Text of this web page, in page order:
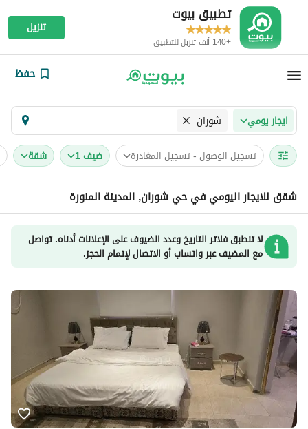
تطبيق بيوت
+140 ألف تنزيل للتطبيق
تنزيل
حفظ
ايجار يومي شوران
تسجيل الوصول - تسجيل المغادرة ضيف 1 شقة
شقق للايجار اليومي في حي شوران, المدينة المنورة
لا تنطبق فلاتر التاريخ وعدد الضيوف على الإعلانات أدناه. تواصل
مع المضيف عبر واتساب أو الاتصال لإتمام الحجز.